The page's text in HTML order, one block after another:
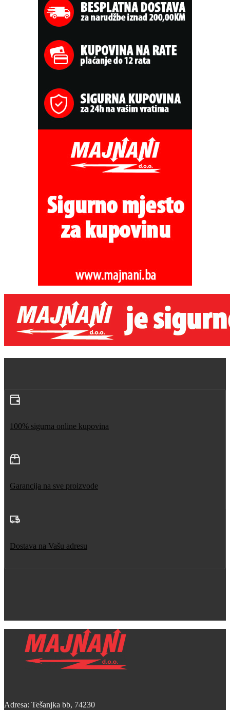
100% sigurna online kupovina
Garancija na sve proizvode
Dostava na Vašu adresu
Adresa: Tešanjka bb, 74230